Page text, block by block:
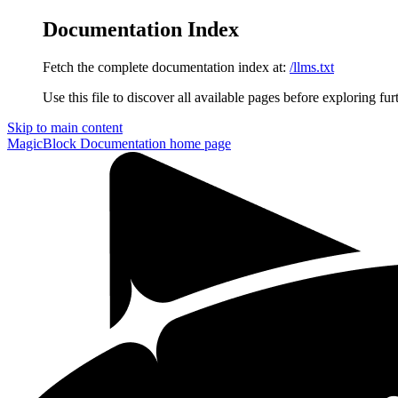
Documentation Index
Fetch the complete documentation index at: /llms.txt
Use this file to discover all available pages before exploring
Skip to main content
MagicBlock Documentation home page